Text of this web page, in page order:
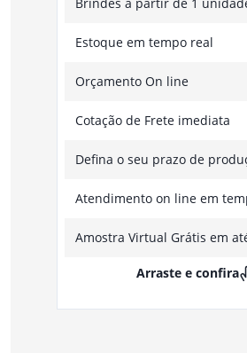
Estoque em tempo real
Orçamento On line
Cotação de Frete imediata
Defina o seu prazo de
Atendimento on line em
Amostra Virtual Grátis em
Arraste e confira